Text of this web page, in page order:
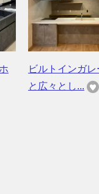
ビルトインガレ
と広々とし...